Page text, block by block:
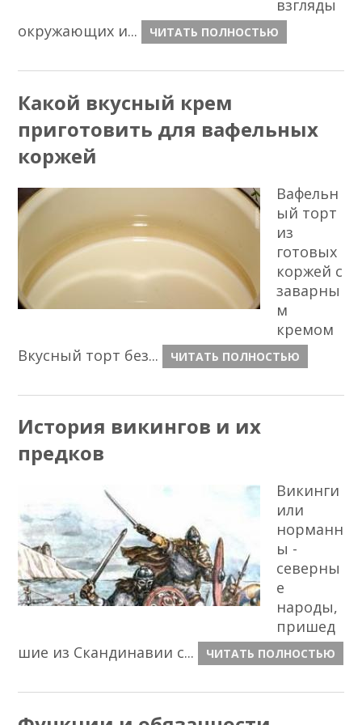
взгляды
окружающих и...
ЧИТАТЬ ПОЛНОСТЬЮ
Какой вкусный крем
приготовить для вафельных
коржей
Вафельн
ый торт
из
готовых
коржей с
заварны
м
кремом
Вкусный торт без...
ЧИТАТЬ ПОЛНОСТЬЮ
История викингов и их
предков
Викинги
или
норманн
ы -
северны
е
народы,
пришед
шие из Скандинавии с...
ЧИТАТЬ ПОЛНОСТЬЮ